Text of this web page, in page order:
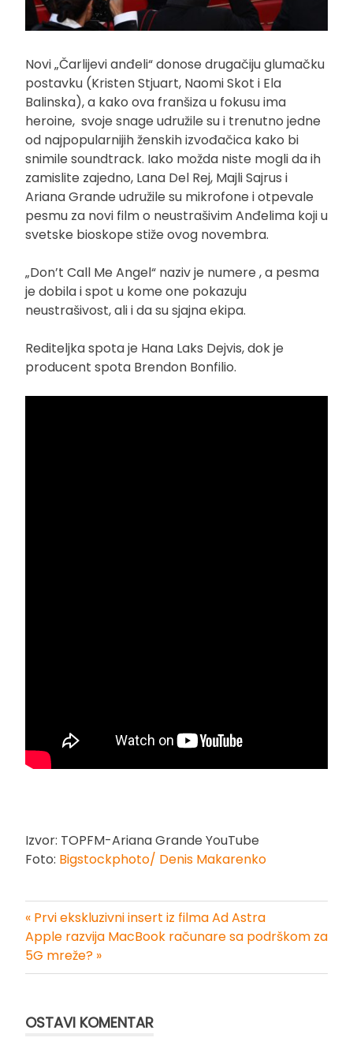
Novi „Čarlijevi anđeli“ donose drugačiju glumačku
postavku (Kristen Stjuart, Naomi Skot i Ela
Balinska), a kako ova franšiza u fokusu ima
heroine, svoje snage udružile su i trenutno jedne
od najpopularnijih ženskih izvođačica kako bi
snimile soundtrack. Iako možda niste mogli da ih
zamislite zajedno, Lana Del Rej, Majli Sajrus i
Ariana Grande udružile su mikrofone i otpevale
pesmu za novi film o neustrašivim Anđelima koji u
svetske bioskope stiže ovog novembra.
„Don’t Call Me Angel“ naziv je numere , a pesma
je dobila i spot u kome one pokazuju
neustrašivost, ali i da su sjajna ekipa.
Rediteljka spota je Hana Laks Dejvis, dok je
producent spota Brendon Bonfilio.
Izvor: TOPFM-Ariana Grande YouTube
Foto: Bigstockphoto/ Denis Makarenko
Kretanje
članka
« Prvi ekskluzivni insert iz filma Ad Astra
Apple razvija MacBook računare sa podrškom za
5G mreže? »
OSTAVI KOMENTAR